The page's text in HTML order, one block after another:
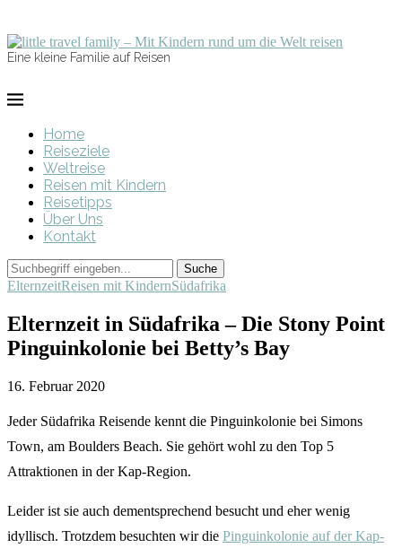
Eine kleine Familie auf Reisen
Home
Reiseziele
Weltreise
Reisen mit Kindern
Reisetipps
Über Uns
Kontakt
ElternzeitReisen mit KindernSüdafrika
Elternzeit in Südafrika – Die Stony Point
Pinguinkolonie bei Betty’s Bay
16. Februar 2020
Jeder Südafrika Reisende kennt die Pinguinkolonie bei Simons
Town, am Boulders Beach. Sie gehört wohl zu den Top 5
Attraktionen in der Kap-Region.
Leider ist sie auch dementsprechend besucht und eher wenig
idyllisch. Trotzdem besuchten wir die Pinguinkolonie auf der Kap-